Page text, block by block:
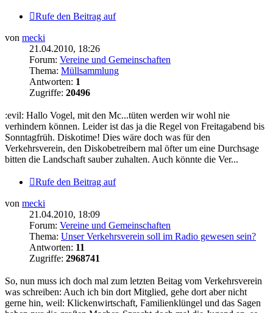
Rufe den Beitrag auf
von mecki
21.04.2010, 18:26
Forum: Vereine und Gemeinschaften
Thema: Müllsammlung
Antworten: 1
Zugriffe: 20496
:evil: Hallo Vogel, mit den Mc...tüten werden wir wohl nie
verhindern können. Leider ist das ja die Regel von Freitagabend bis
Sonntagfrüh. Diskotime! Dies wäre doch was für den
Verkehrsverein, den Diskobetreibern mal öfter um eine Durchsage
bitten die Landschaft sauber zuhalten. Auch könnte die Ver...
Rufe den Beitrag auf
von mecki
21.04.2010, 18:09
Forum: Vereine und Gemeinschaften
Thema: Unser Verkehrsverein soll im Radio gewesen sein?
Antworten: 11
Zugriffe: 2968741
So, nun muss ich doch mal zum letzten Beitag vom Verkehrsverein
was schreiben: Auch ich bin dort Mitglied, gehe dort aber nicht
gerne hin, weil: Klickenwirtschaft, Familienklüngel und das Sagen